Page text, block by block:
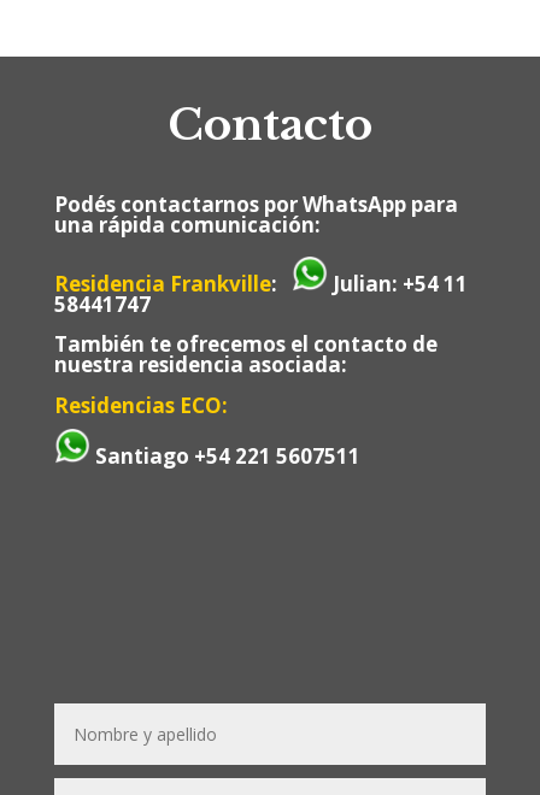
Contacto
Podés contactarnos por WhatsApp para
una rápida comunicación:
Residencia Frankville: Julian: +54 11
58441747
También te ofrecemos el contacto de
nuestra residencia asociada:
Residencias ECO:
Santiago +54 221 5607511